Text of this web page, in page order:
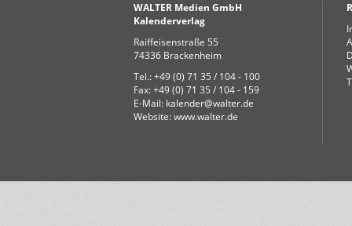
WALTER Medien GmbH
Kalenderverlag
Raiffeisenstraße 55
74336 Brackenheim
Tel.: +49 (0) 71 35 / 104 - 100
Fax: +49 (0) 71 35 / 104 - 159
E-Mail: kalender@walter.de
Website:www.walter.de